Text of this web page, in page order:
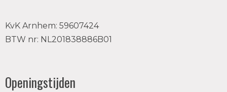
KvK Arnhem: 59607424
BTW nr: NL201838886B01
Openingstijden